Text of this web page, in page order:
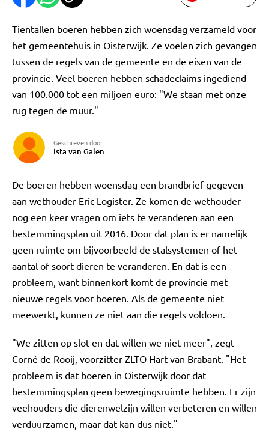
Tientallen boeren hebben zich woensdag verzameld voor
het gemeentehuis in Oisterwijk. Ze voelen zich gevangen
tussen de regels van de gemeente en de eisen van de
provincie. Veel boeren hebben schadeclaims ingediend
van 100.000 tot een miljoen euro: "We staan met onze
rug tegen de muur."
Geschreven door
Ista van Galen
De boeren hebben woensdag een brandbrief gegeven
aan wethouder Eric Logister. Ze komen de wethouder
nog een keer vragen om iets te veranderen aan een
bestemmingsplan uit 2016. Door dat plan is er namelijk
geen ruimte om bijvoorbeeld de stalsystemen of het
aantal of soort dieren te veranderen. En dat is een
probleem, want binnenkort komt de provincie met
nieuwe regels voor boeren. Als de gemeente niet
meewerkt, kunnen ze niet aan die regels voldoen.
"We zitten op slot en dat willen we niet meer", zegt
Corné de Rooij, voorzitter ZLTO Hart van Brabant. "Het
probleem is dat boeren in Oisterwijk door dat
bestemmingsplan geen bewegingsruimte hebben. Er zijn
veehouders die dierenwelzijn willen verbeteren en willen
verduurzamen, maar dat kan dus niet."